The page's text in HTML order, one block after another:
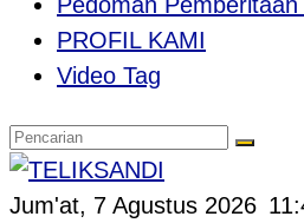
PROFIL KAMI
Video Tag
Jum'at, 7 Agustus 2026